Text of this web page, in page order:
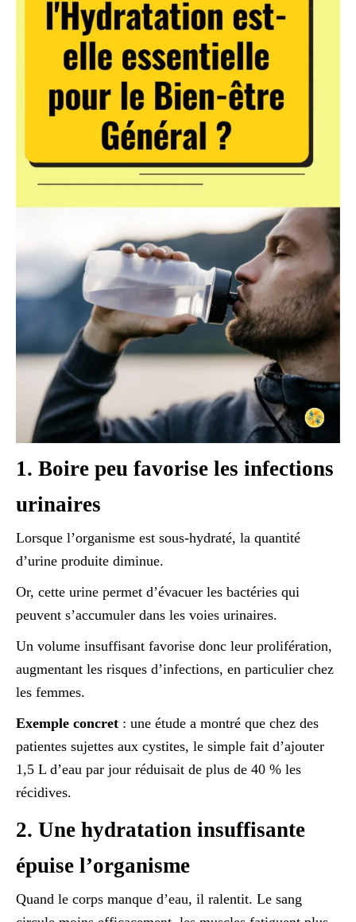
1. Boire peu favorise les infections
urinaires
Lorsque l’organisme est sous-hydraté, la quantité
d’urine produite diminue.
Or, cette urine permet d’évacuer les bactéries qui
peuvent s’accumuler dans les voies urinaires.
Un volume insuffisant favorise donc leur prolifération,
augmentant les risques d’infections, en particulier chez
les femmes.
Exemple concret : une étude a montré que chez des
patientes sujettes aux cystites, le simple fait d’ajouter
1,5 L d’eau par jour réduisait de plus de 40 % les
récidives.
2. Une hydratation insuffisante
épuise l’organisme
Quand le corps manque d’eau, il ralentit. Le sang